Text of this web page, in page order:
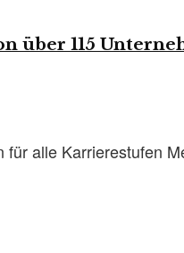
über 115
alle Karrierestufen